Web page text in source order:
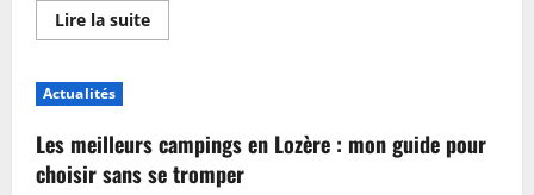
Lire la suiteEn
savoir
accueil
:
plongez
dans
Actualités
Les meilleurs campings en Lozère : mon guide pour
choisir sans se tromper